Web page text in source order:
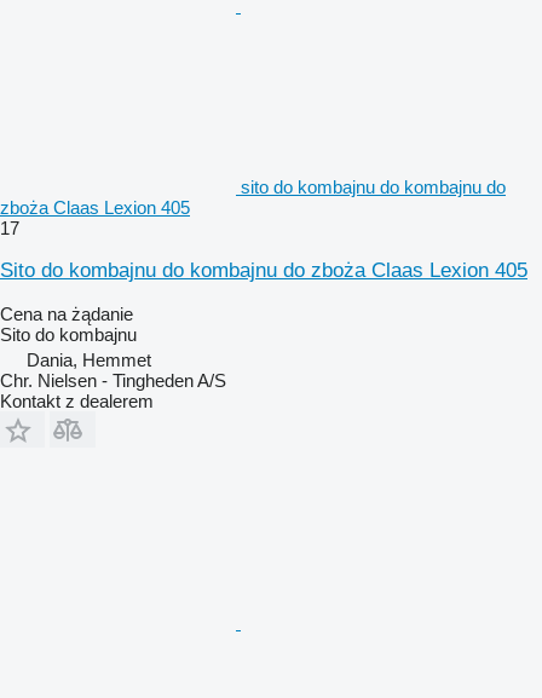
sito do kombajnu do kombajnu do
zboża Claas Lexion 405
17
Sito do kombajnu do kombajnu do zboża Claas Lexion 405
Cena na żądanie
Sito do kombajnu
Dania, Hemmet
Chr. Nielsen - Tingheden A/S
Kontakt z dealerem